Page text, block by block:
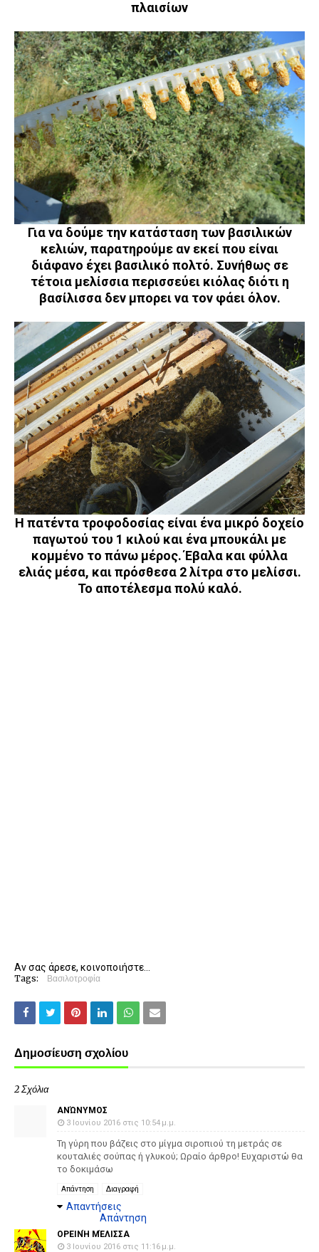
πλαισίων
Για να δούμε την κατάσταση των βασιλικών
κελιών, παρατηρούμε αν εκεί που είναι
διάφανο έχει βασιλικό πολτό. Συνήθως σε
τέτοια μελίσσια περισσεύει κιόλας διότι η
βασίλισσα δεν μπορει να τον φάει όλον.
Η πατέντα τροφοδοσίας είναι ένα μικρό δοχείο
παγωτού του 1 κιλού και ένα μπουκάλι με
κομμένο το πάνω μέρος. Έβαλα και φύλλα
ελιάς μέσα, και πρόσθεσα 2 λίτρα στο μελίσσι.
Το αποτέλεσμα πολύ καλό.
Αν σας άρεσε, κοινοποιήστε...
Tags: Βασιλοτροφία
Δημοσίευση σχολίου
2 Σχόλια
ΑΝΏΝΥΜΟΣ
3 Ιουνίου 2016 στις 10:54 μ.μ.
Τη γύρη που βάζεις στο μίγμα σιροπιού τη μετράς σε
κουταλιές σούπας ή γλυκού; Ωραίο άρθρο! Ευχαριστώ θα
το δοκιμάσω
Απάντηση Διαγραφή
Απαντήσεις
Απάντηση
ΟΡΕΙΝΉ ΜΈΛΙΣΣΑ
3 Ιουνίου 2016 στις 11:16 μ.μ.